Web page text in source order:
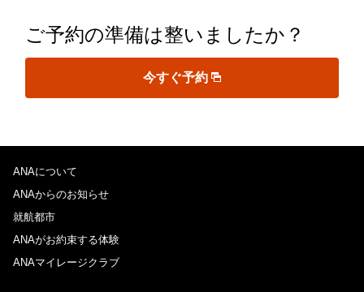
ご予約の準備は整いましたか？
今すぐ予約
ANAについて
ANAからのお知らせ
就航都市
ANAがお約束する体験
ANAマイレージクラブ